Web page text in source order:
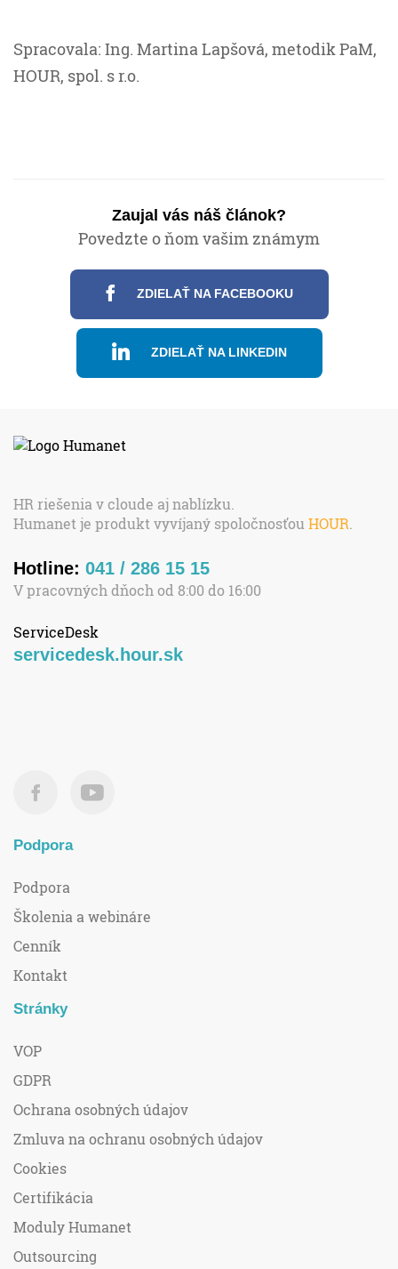
Spracovala: Ing. Martina Lapšová, metodik PaM,
HOUR, spol. s r.o.
Zaujal vás náš článok?
Povedzte o ňom vašim známym
ZDIELAŤ NA FACEBOOKU
ZDIELAŤ NA LINKEDIN
HR riešenia v cloude aj nablízku.
Humanet je produkt vyvíjaný spoločnosťou HOUR
Hotline: 041 / 286 15 15
V pracovných dňoch od 8:00 do 16:00
ServiceDesk
servicedesk.hour.sk
Podpora
Podpora
Školenia a webináre
Cenník
Kontakt
Stránky
VOP
GDPR
Ochrana osobných údajov
Zmluva na ochranu osobných údajov
Cookies
Certifikácia
Moduly Humanet
Outsourcing